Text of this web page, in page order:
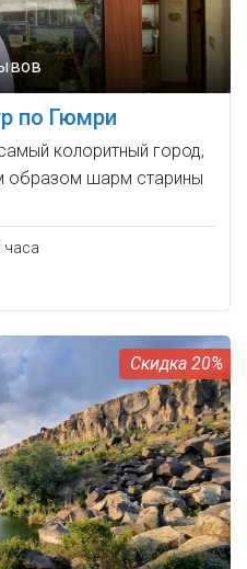
по Гюмри
колоритный город,
образом шарм старины
часа
20%